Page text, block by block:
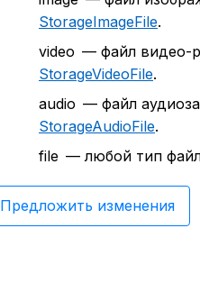
StorageImageFile.
video — файл видео-
StorageVideoFile.
audio — файл
StorageAudioFile.
file — любой тип
Предложить изменения